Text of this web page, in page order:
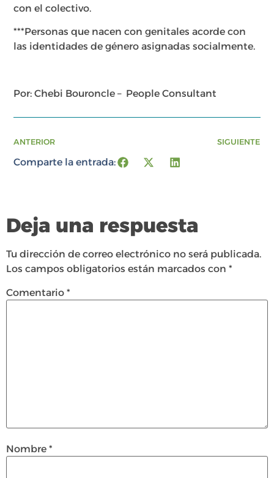
con el colectivo.
***Personas que nacen con genitales acorde con
las identidades de género asignadas socialmente.
Por: Chebi Bouroncle – People Consultant
ANTERIOR SIGUIENTE
Comparte la entrada:
Deja una respuesta
Tu dirección de correo electrónico no será publicada.
Los campos obligatorios están marcados con *
Comentario *
Nombre *